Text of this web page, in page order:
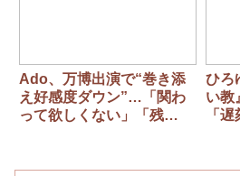
Ado、万博出演で“巻き添
え好感度ダウン”…「関わ
って欲しくない」「残
対応
ひろ
い教
「